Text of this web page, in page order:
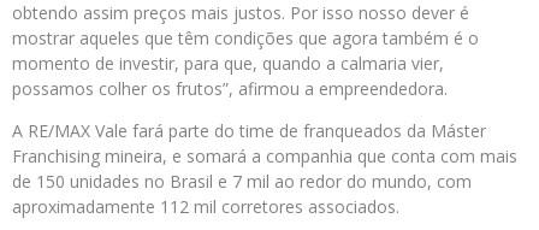
obtendo assim preços mais justos. Por isso nosso dever é
mostrar aqueles que têm condições que agora também é o
momento de investir, para que, quando a calmaria vier,
possamos colher os frutos”, afirmou a empreendedora.
A RE/MAX Vale fará parte do time de franqueados da Máster
Franchising mineira, e somará a companhia que conta com mais
de 150 unidades no Brasil e 7 mil ao redor do mundo, com
aproximadamente 112 mil corretores associados.